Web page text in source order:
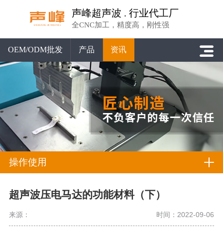
声峰超声波 . 行业代工厂
全CNC加工，精度高，刚性强
OEM/ODM批发 产品 资讯
操作使用
超声波压电马达的功能材料（下）
来源： 时间：2022-09-06